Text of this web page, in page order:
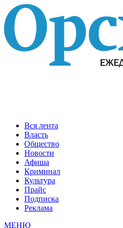
Вся лента
Власть
Общество
Новости
Афиша
Криминал
Культура
Прайс
Подписка
Реклама
МЕНЮ